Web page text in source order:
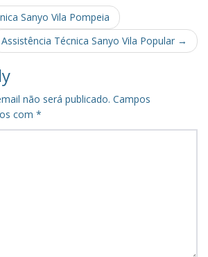
Sanyo Vila Pompeia
Assistência Técnica Sanyo Vila Popular →
não será publicado. Campos
com *